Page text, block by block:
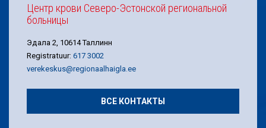
Центр крови Северо-Эстонской региональной
больницы
Эдала 2, 10614 Таллинн
Registratuur: 617 3002
verekeskus@regionaalhaigla.ee
ВСЕ КОНТАКТЫ